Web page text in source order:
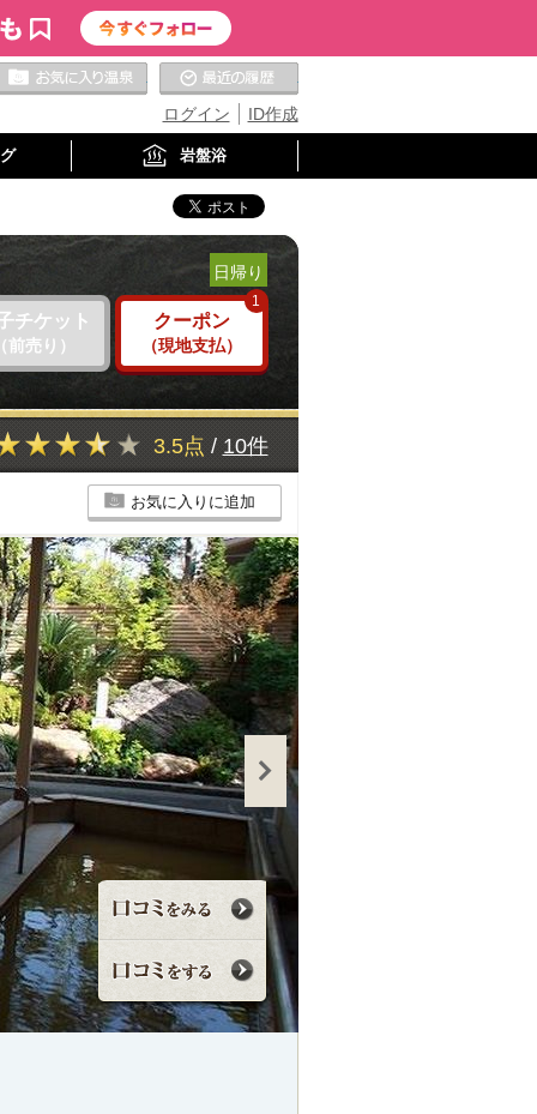
ID作成
ログイン
お気に入りの温泉
岩盤浴
日帰り
チケット
前売り）
1
クーポン
（現地支払）
3.5点 / 10件
お気に入りに追加